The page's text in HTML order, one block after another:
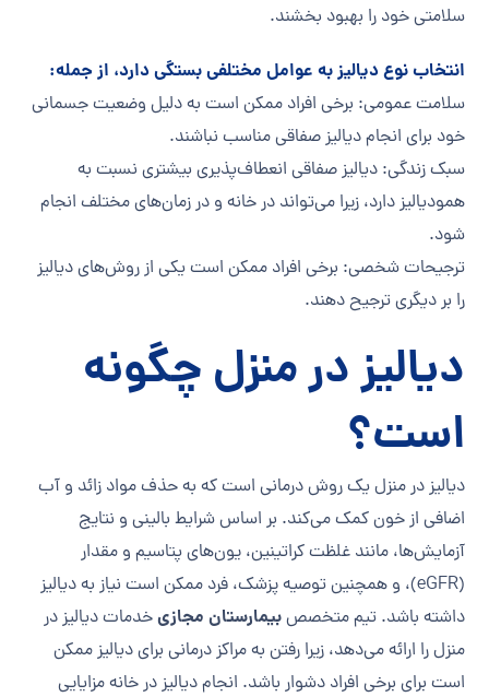
سلامتی خود را بهبود بخشند.
انتخاب نوع دیالیز به عوامل مختلفی بستگی دارد، از جمله:
سلامت عمومی: برخی افراد ممکن است به دلیل وضعیت جسمانی
خود برای انجام دیالیز صفاقی مناسب نباشند.
سبک زندگی: دیالیز صفاقی انعطاف‌پذیری بیشتری نسبت به
همودیالیز دارد، زیرا می‌تواند در خانه و در زمان‌های مختلف انجام
شود.
ترجیحات شخصی: برخی افراد ممکن است یکی از روش‌های دیالیز
را بر دیگری ترجیح دهند.
دیالیز در منزل چگونه
است؟
دیالیز در منزل یک روش درمانی است که به حذف مواد زائد و آب
اضافی از خون کمک می‌کند. بر اساس شرایط بالینی و نتایج
آزمایش‌ها، مانند غلظت کراتینین، یون‌های پتاسیم و مقدار
(eGFR)، و همچنین توصیه پزشک، فرد ممکن است نیاز به دیالیز
داشته باشد. تیم متخصصبیمارستان مجازیخدمات دیالیز در
منزل را ارائه می‌دهد، زیرا رفتن به مراکز درمانی برای دیالیز ممکن
است برای برخی افراد دشوار باشد. انجام دیالیز در خانه مزایایی